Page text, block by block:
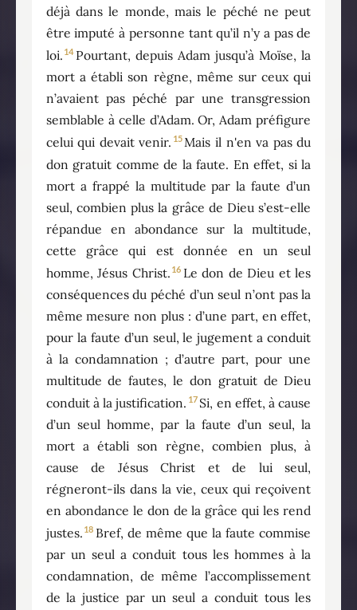
déjà dans le monde, mais le péché ne peut
être imputé à personne tant qu’il n’y a pas de
loi. 14 Pourtant, depuis Adam jusqu’à Moïse, la
mort a établi son règne, même sur ceux qui
n’avaient pas péché par une transgression
semblable à celle d’Adam. Or, Adam préfigure
celui qui devait venir. 15Mais il n'en va pas du
don gratuit comme de la faute. En effet, si la
mort a frappé la multitude par la faute d’un
seul, combien plus la grâce de Dieu s’est-elle
répandue en abondance sur la multitude,
cette grâce qui est donnée en un seul
homme, Jésus Christ. 16 Le don de Dieu et les
conséquences du péché d’un seul n’ont pas la
même mesure non plus : d’une part, en effet,
pour la faute d’un seul, le jugement a conduit
à la condamnation ; d’autre part, pour une
multitude de fautes, le don gratuit de Dieu
conduit à la justification. 17 Si, en effet, à cause
d’un seul homme, par la faute d’un seul, la
mort a établi son règne, combien plus, à
cause de Jésus Christ et de lui seul,
régneront-ils dans la vie, ceux qui reçoivent
en abondance le don de la grâce qui les rend
justes. 18 Bref, de même que la faute commise
par un seul a conduit tous les hommes à la
condamnation, de même l’accomplissement
de la justice par un seul a conduit tous les